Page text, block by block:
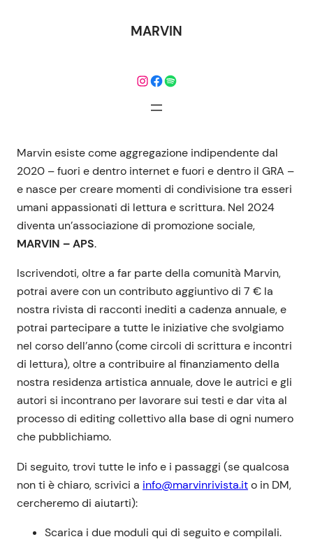
MARVIN
Instagram
Facebook
Spotify
Marvin esiste come aggregazione indipendente dal
2020 – fuori e dentro internet e fuori e dentro il GRA –
e nasce per creare momenti di condivisione tra esseri
umani appassionati di lettura e scrittura. Nel 2024
diventa un’associazione di promozione sociale,
MARVIN – APS.
Iscrivendoti, oltre a far parte della comunità Marvin,
potrai avere con un contributo aggiuntivo di 7 € la
nostra rivista di racconti inediti a cadenza annuale, e
potrai partecipare a tutte le iniziative che svolgiamo
nel corso dell’anno (come circoli di scrittura e incontri
di lettura), oltre a contribuire al finanziamento della
nostra residenza artistica annuale, dove le autrici e gli
autori si incontrano per lavorare sui testi e dar vita al
processo di editing collettivo alla base di ogni numero
che pubblichiamo.
Di seguito, trovi tutte le info e i passaggi (se qualcosa
non ti è chiaro, scrivici a info@marvinrivista.ito in DM,
cercheremo di aiutarti):
Scarica i due moduli qui di seguito e compilali.